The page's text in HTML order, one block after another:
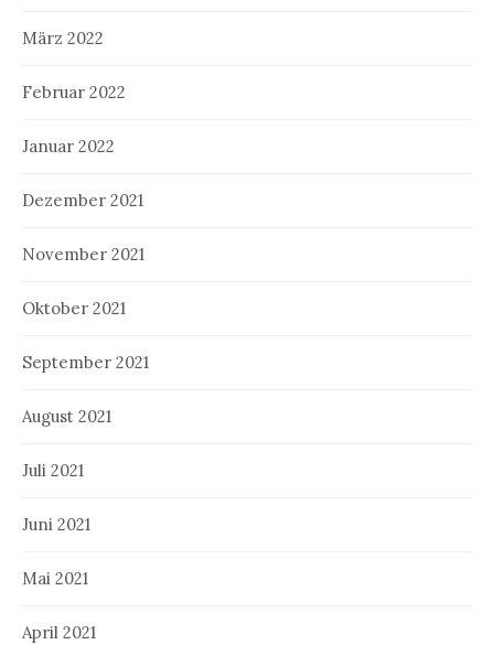
März 2022
Februar 2022
Januar 2022
Dezember 2021
November 2021
Oktober 2021
September 2021
August 2021
Juli 2021
Juni 2021
Mai 2021
April 2021